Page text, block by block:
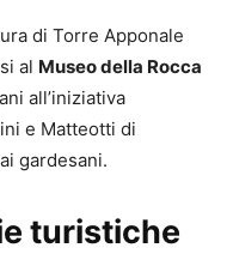
di Torre Apponale
al Museo della Rocca
all’iniziativa
e Matteotti di
gardesani.
turistiche